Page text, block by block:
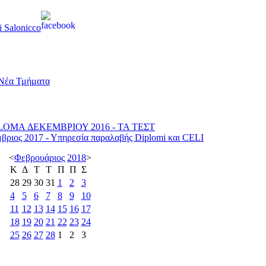
Salonicco
ΔΕΚΕΜΒΡΙΟΥ 2016 - TA ΤΕΣΤ
2017 - Υπηρεσία παραλαβής Diplomi και CELI
<Φεβρουάριος 2018>
Κ Δ Τ Τ Π Π Σ
28 29 30 31 1 2
3
4
5 6 7 8 9
10
11 12 13 14 15 16 17
18 19 20 21 22 23 24
25 26 27 28 1 2 3